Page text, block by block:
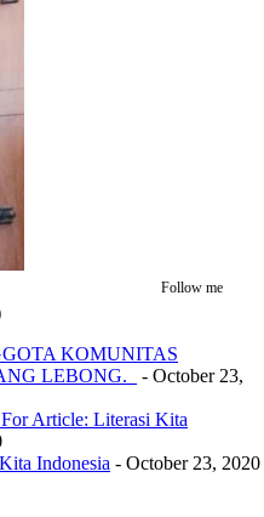
Follow me
KOMUNITAS
LEBONG._
- October 23,
Article: Literasi Kita
Indonesia - October 23, 2020